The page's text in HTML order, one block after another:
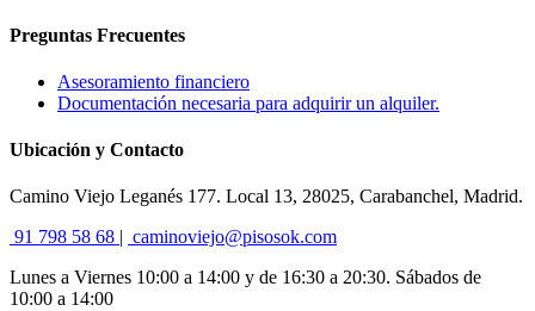
Preguntas Frecuentes
Asesoramiento financiero
Documentación necesaria para adquirir un alquiler.
Ubicación y Contacto
Camino Viejo Leganés 177. Local 13, 28025, Carabanchel, Madrid.
91 798 58 68
caminoviejo@pisosok.com
Lunes a Viernes 10:00 a 14:00 y de 16:30 a 20:30. Sábados de
10:00 a 14:00